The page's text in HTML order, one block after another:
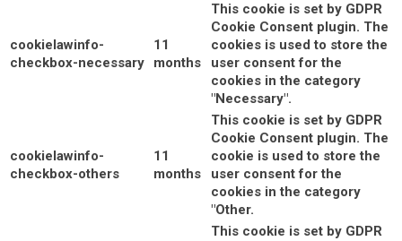
cookielawinfo-
checkbox-necessary
11
months
This cookie is set by GDPR
Cookie Consent plugin. The
cookies is used to store the
user consent for the
cookies in the category
"Necessary".
cookielawinfo-
checkbox-others
11
months
This cookie is set by GDPR
Cookie Consent plugin. The
cookie is used to store the
user consent for the
cookies in the category
"Other.
This cookie is set by GDPR